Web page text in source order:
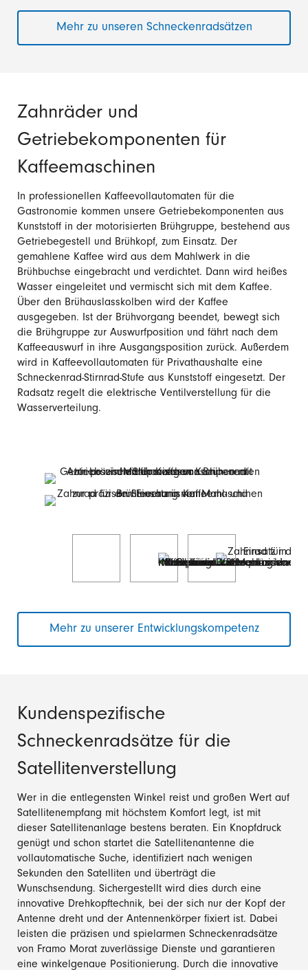
Mehr zu unseren Schneckenradsätzen
Zahnräder und
Getriebekomponenten für
Kaffeemaschinen
In professionellen Kaffeevollautomaten für die
Gastronomie kommen unsere Getriebekomponenten aus
Kunststoff in der motorisierten Brühgruppe, bestehend aus
Getriebegestell und Brühkopf, zum Einsatz. Der
gemahlene Kaffee wird aus dem Mahlwerk in die
Brühbuchse eingebracht und verdichtet. Dann wird heißes
Wasser eingeleitet und vermischt sich mit dem Kaffee.
Über den Brühauslasskolben wird der Kaffee
ausgegeben. Ist der Brühvorgang beendet, bewegt sich
die Brühgruppe zur Auswurfposition und fährt nach dem
Kaffeeauswurf in ihre Ausgangsposition zurück. Außerdem
wird in Kaffeevollautomaten für Privathaushalte eine
Schneckenrad-Stirnrad-Stufe aus Kunststoff eingesetzt. Der
Radsatz regelt die elektrische Ventilverstellung für die
Wasserverteilung.
Mehr zu unserer Entwicklungskompetenz
Kundenspezifische
Schneckenradsätze für die
Satellitenverstellung
Wer in die entlegensten Winkel reist und großen Wert auf
Satellitenempfang mit höchstem Komfort legt, ist mit
dieser Satellitenanlage bestens beraten. Ein Knopfdruck
genügt und schon startet die Satellitenantenne die
vollautomatische Suche, identifiziert nach wenigen
Sekunden den Satelliten und überträgt die
Wunschsendung. Sichergestellt wird dies durch eine
innovative Drehkopftechnik, bei der sich nur der Kopf der
Antenne dreht und der Antennenkörper fixiert ist. Dabei
leisten die präzisen und spielarmen Schneckenradsätze
von Framo Morat zuverlässige Dienste und garantieren
eine winkelgenaue Positionierung. Durch die innovative